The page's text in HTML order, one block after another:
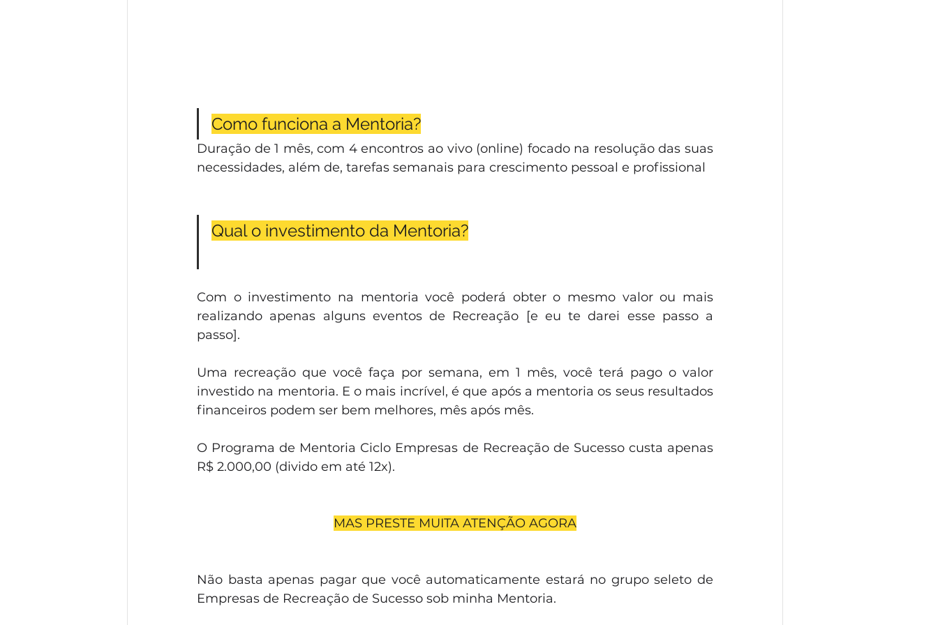
Como funciona a Mentoria?
Duração de 1 mês, com 4 encontros ao vivo (online) focado na resolução das suas
necessidades, além de, tarefas semanais para crescimento pessoal e profissional
Qual o investimento da Mentoria?
Com o investimento na mentoria você poderá obter o mesmo valor ou mais
realizando apenas alguns eventos de Recreação [e eu te darei esse passo a
passo].
Uma recreação que você faça por semana, em 1 mês, você terá pago o valor
investido na mentoria. E o mais incrível, é que após a mentoria os seus resultados
financeiros podem ser bem melhores, mês após mês.
O Programa de Mentoria Ciclo Empresas de Recreação de Sucesso custa apenas
R$ 2.000,00 (divido em até 12x).
MAS PRESTE MUITA ATENÇÃO AGORA
Não basta apenas pagar que você automaticamente estará no grupo seleto de
Empresas de Recreação de Sucesso sob minha Mentoria.